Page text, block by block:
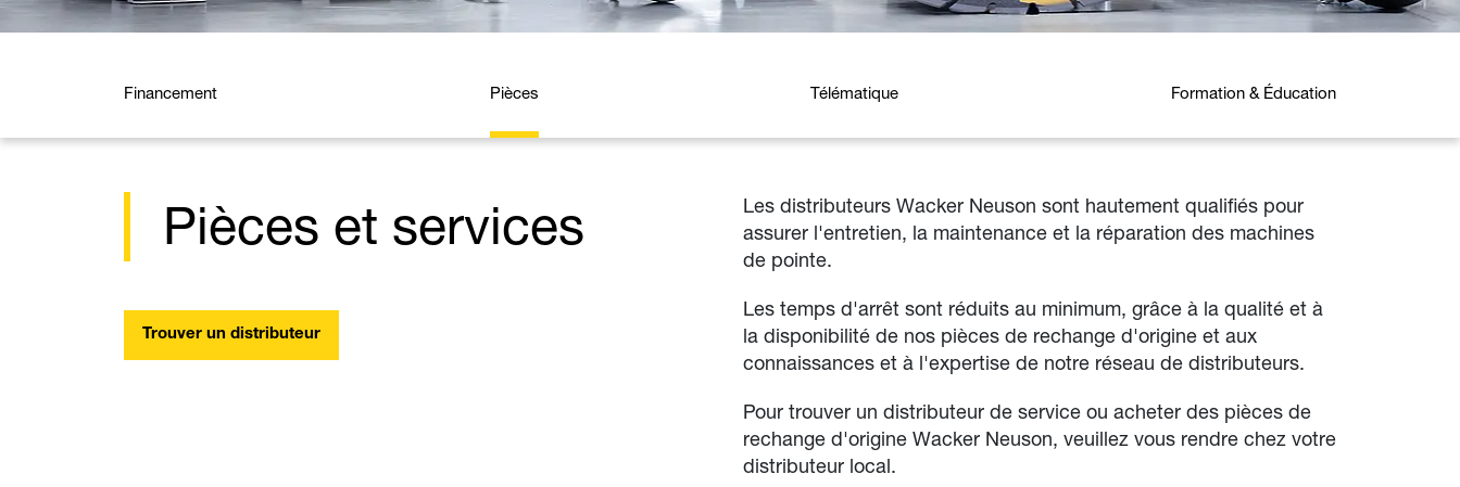
Financement Pièces Télématique Formation & Éducation
Pièces et services
Trouver un distributeur
Les distributeurs Wacker Neuson sont hautement qualifiés pour
assurer l'entretien, la maintenance et la réparation des machines
de pointe.
Les temps d'arrêt sont réduits au minimum, grâce à la qualité et à
la disponibilité de nos pièces de rechange d'origine et aux
connaissances et à l'expertise de notre réseau de distributeurs.
Pour trouver un distributeur de service ou acheter des pièces de
rechange d'origine Wacker Neuson, veuillez vous rendre chez votre
distributeur local.